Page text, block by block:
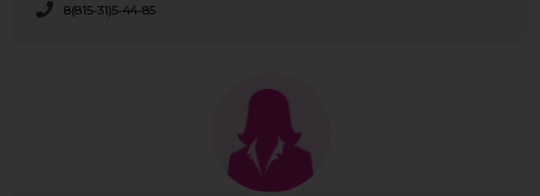
8(815-31)5-44-85